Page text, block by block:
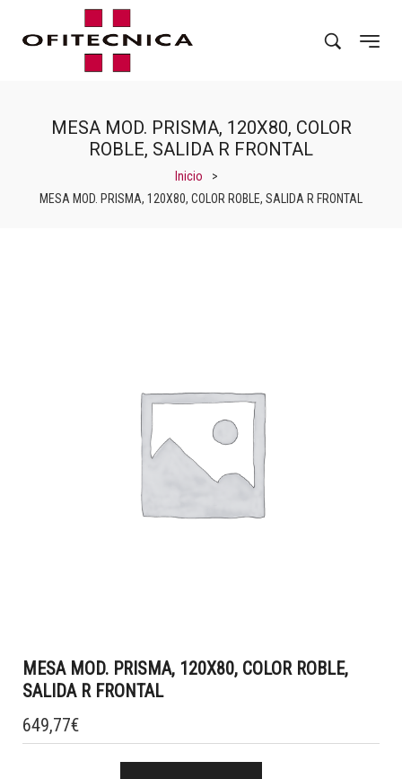
MESA MOD. PRISMA, 120X80, COLOR
ROBLE, SALIDA R FRONTAL
Inicio
>
MESA MOD. PRISMA, 120X80, COLOR ROBLE, SALIDA R FRONTAL
MESA MOD. PRISMA, 120X80, COLOR ROBLE,
SALIDA R FRONTAL
649,77€